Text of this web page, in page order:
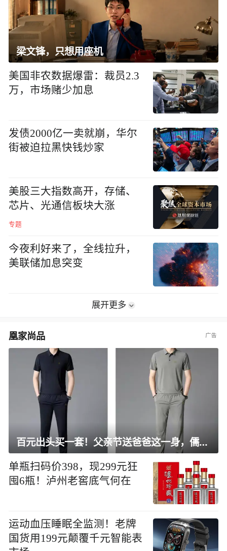
梁文锋，只想用座机
美国非农数据爆雷：裁员2.3
万，市场赌少加息
发债2000亿一卖就崩，华尔
街被迫拉黑快钱炒家
美股三大指数高开，存储、
芯片、光通信板块大涨
专题
今夜利好来了，全线拉升，
美联储加息突变
展开更多
凰家尚品
百元出头买一套！父亲节送爸爸这一身，儒雅有型还凉爽
单瓶扫码价398，现299元狂
囤6瓶！泸州老窖底气何在
运动血压睡眠全监测！老牌
国货用199元颠覆千元智能表